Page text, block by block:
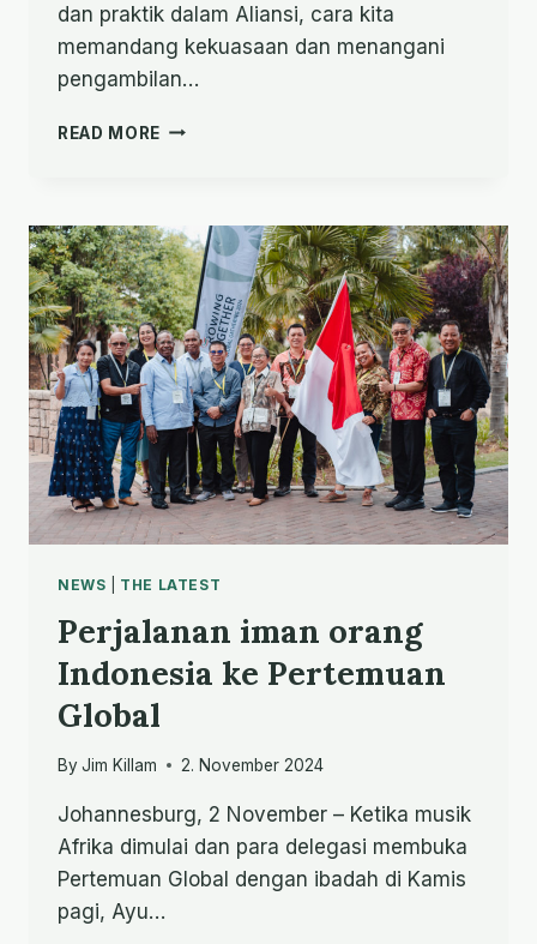
dan praktik dalam Aliansi, cara kita
memandang kekuasaan dan menangani
pengambilan…
READ MORE KEKUASAAN
PENDAHULUAN
NEWS THE LATEST
Perjalanan iman orang
Indonesia ke Pertemuan
Global
By Jim Killam 2. November 2024
Johannesburg, 2 November – Ketika musik
Afrika dimulai dan para delegasi membuka
Pertemuan Global dengan ibadah di Kamis
pagi, Ayu…